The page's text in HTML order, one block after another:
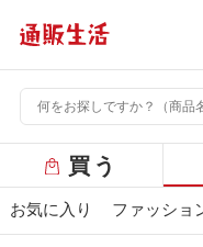
ー
バ
買う
お気に入り ファッショ